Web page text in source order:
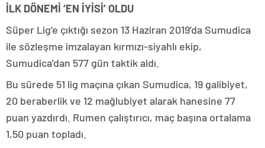
İLK DÖNEMİ ‘EN İYİSİ’ OLDU
Süper Lig’e çıktığı sezon 13 Haziran 2019’da Sumudica
ile sözleşme imzalayan kırmızı-siyahlı ekip,
Sumudica’dan 577 gün taktik aldı.
Bu sürede 51 lig maçına çıkan Sumudica, 19 galibiyet,
20 beraberlik ve 12 mağlubiyet alarak hanesine 77
puan yazdırdı. Rumen çalıştırıcı, maç başına ortalama
1,50 puan topladı.